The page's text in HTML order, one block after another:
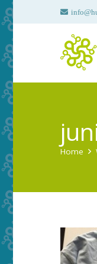
Home